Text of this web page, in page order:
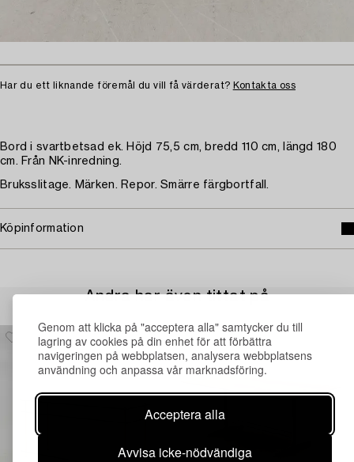
Genom att klicka på "acceptera alla" samtycker du till
lagring av cookies på din enhet för att förbättra
navigeringen på webbplatsen, analysera webbplatsens
användning och anpassa vår marknadsföring.
Acceptera alla
Avvisa icke-nödvändiga
Har du ett liknande föremål du vill få värderat? Kontakta oss
Bord i svartbetsad ek. Höjd 75,5 cm, bredd 110 cm, längd 180
cm. Från NK-inredning.
Bruksslitage. Märken. Repor. Smärre färgbortfall.
Köpinformation
Andra har även tittat på